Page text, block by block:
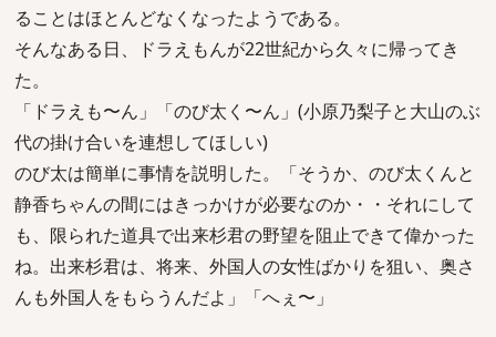
ることはほとんどなくなったようである。
そんなある日、ドラえもんが22世紀から久々に帰ってき
た。
「ドラえも〜ん」「のび太く〜ん」(小原乃梨子と大山のぶ
代の掛け合いを連想してほしい)
のび太は簡単に事情を説明した。「そうか、のび太くんと
静香ちゃんの間にはきっかけが必要なのか・・それにして
も、限られた道具で出来杉君の野望を阻止できて偉かった
ね。出来杉君は、将来、外国人の女性ばかりを狙い、奥さ
んも外国人をもらうんだよ」「へぇ〜」